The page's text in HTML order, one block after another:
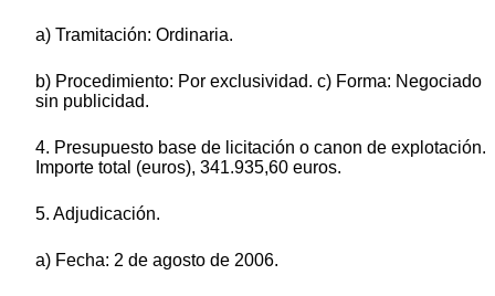
a) Tramitación: Ordinaria.
b) Procedimiento: Por exclusividad. c) Forma: Negociado
sin publicidad.
4. Presupuesto base de licitación o canon de explotación.
Importe total (euros), 341.935,60 euros.
5. Adjudicación.
a) Fecha: 2 de agosto de 2006.